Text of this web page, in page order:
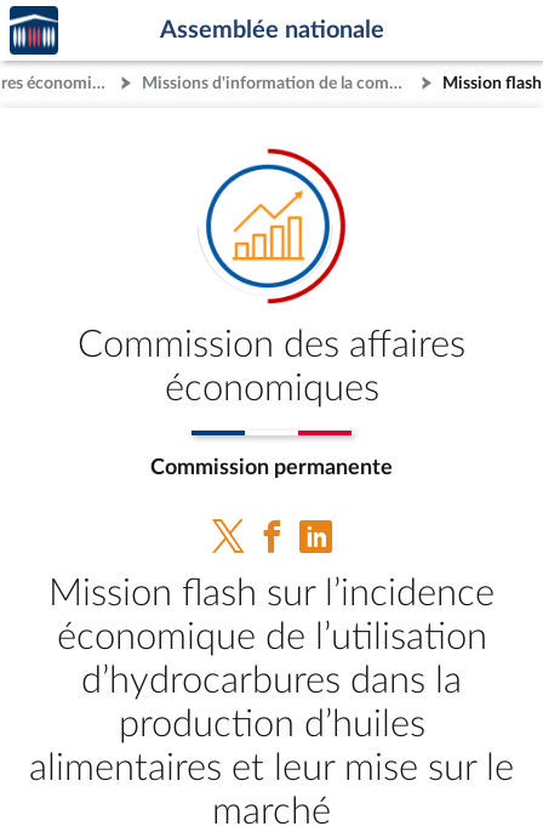
Aller au contenu
Aller en bas de la page
Accèder
à la
page
d'accueil
Assemblée nationale
Commission des affaires économiques Missions d'information de la commission
Commission des affaires
économiques
Commission permanente
Mission flash sur l’incidence
économique de l’utilisation
d’hydrocarbures dans la
production d’huiles
alimentaires et leur mise sur le
marché